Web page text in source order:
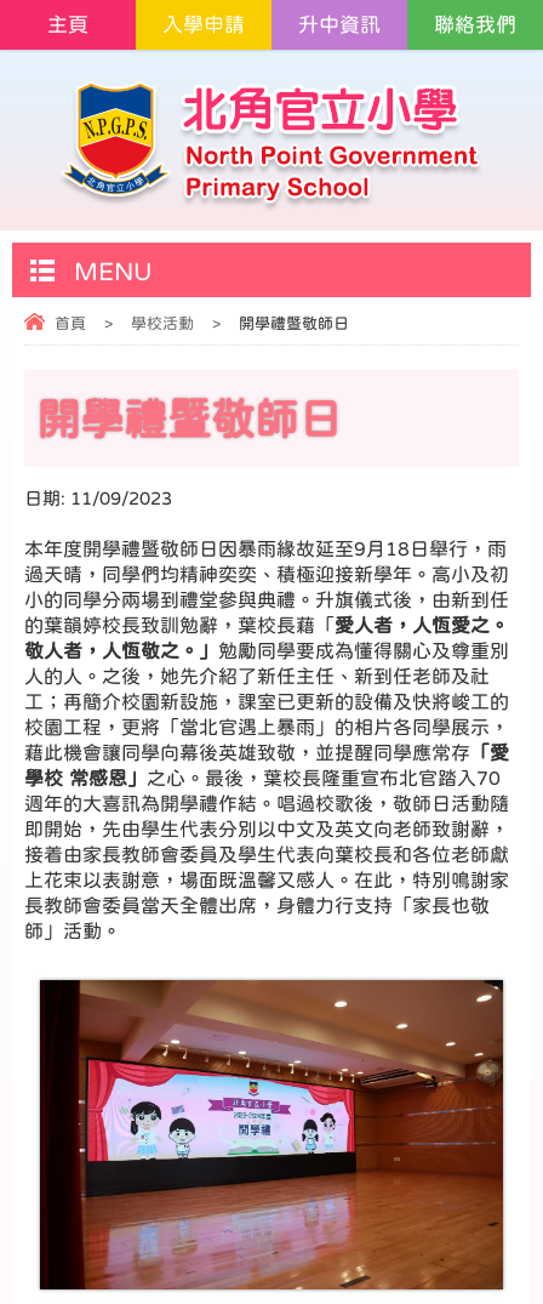
主頁 入學申請 升中資訊 聯絡我們
MENU
首頁 > 學校活動 > 開學禮暨敬師日
開學禮暨敬師日
日期: 11/09/2023
本年度開學禮暨敬師日因暴雨緣故延至9月18日舉行，雨
過天晴，同學們均精神奕奕、積極迎接新學年。高小及初
小的同學分兩場到禮堂參與典禮。升旗儀式後，由新到任
的葉韻婷校長致訓勉辭，葉校長藉「 愛人者，人恆愛之。
敬人者，人恆敬之。」 勉勵同學要成為懂得關心及尊重別
人的人。之後，她先介紹了新任主任、新到任老師及社
工；再簡介校園新設施，課室已更新的設備及快將峻工的
校園工程，更將「當北官遇上暴雨」的相片各同學展示，
藉此機會讓同學向幕後英雄致敬，並提醒同學應常存 「愛
學校 常感恩」 之心。最後，葉校長隆重宣布北官踏入70
週年的大喜訊為開學禮作結。唱過校歌後，敬師日活動隨
即開始，先由學生代表分別以中文及英文向老師致謝辭，
接着由家長教師會委員及學生代表向葉校長和各位老師獻
上花束以表謝意，場面既溫馨又感人。在此，特別鳴謝家
長教師會委員當天全體出席，身體力行支持「家長也敬
師」活動。